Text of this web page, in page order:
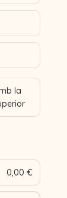
la
0,00 €